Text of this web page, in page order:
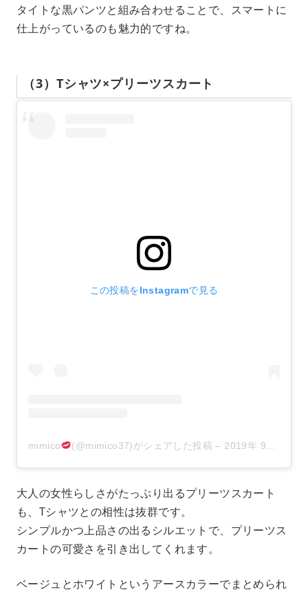
タイトな黒パンツと組み合わせることで、スマートに
仕上がっているのも魅力的ですね。
（3）Tシャツ×プリーツスカート
この投稿をInstagramで見る
mimico (@mimico37)がシェアした投稿 – 2019年 9月月22日午前12時25分PDT
大人の女性らしさがたっぷり出るプリーツスカート
も、Tシャツとの相性は抜群です。
シンプルかつ上品さの出るシルエットで、プリーツス
カートの可愛さを引き出してくれます。
ベージュとホワイトというアースカラーでまとめられ